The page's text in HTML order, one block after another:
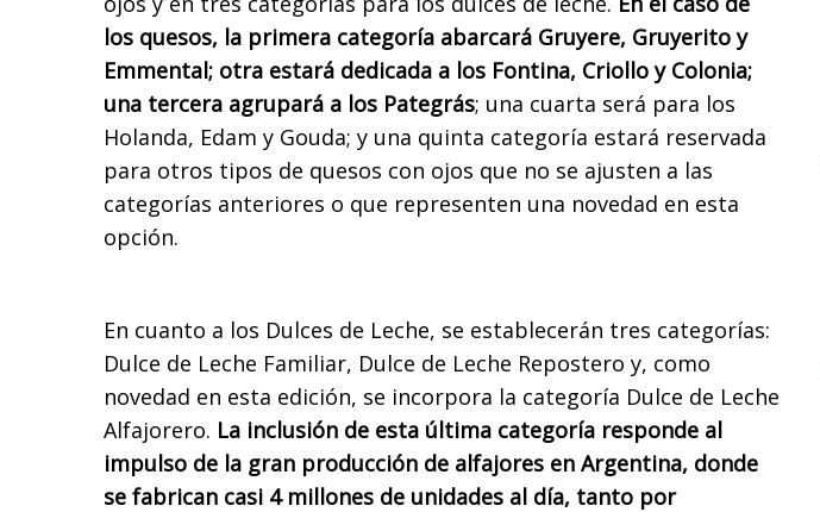
los quesos, la primera categoría abarcará Gruyere, Gruyerito y
Emmental; otra estará dedicada a los Fontina, Criollo y Colonia;
una tercera agrupará a los Pategrás; una cuarta será para los
Holanda, Edam y Gouda; y una quinta categoría estará reservada
para otros tipos de quesos con ojos que no se ajusten a las
categorías anteriores o que representen una novedad en esta
opción.
En cuanto a los Dulces de Leche, se establecerán tres categorías:
Dulce de Leche Familiar, Dulce de Leche Repostero y, como
novedad en esta edición, se incorpora la categoría Dulce de Leche
Alfajorero. La inclusión de esta última categoría responde al
impulso de la gran producción de alfajores en Argentina, donde
se fabrican casi 4 millones de unidades al día, tanto por